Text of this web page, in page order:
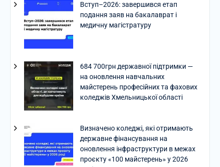
Вступ–2026: завершився етап
подання заяв на бакалаврат і
медичну магістратуру
684 700грн державної підтримки —
на оновлення навчальних
майстерень професійних та фахових
коледжів Хмельницької області
Визначено коледжі, які отримають
державне фінансування на
оновлення інфраструктури в межах
проєкту «100 майстерень» у 2026